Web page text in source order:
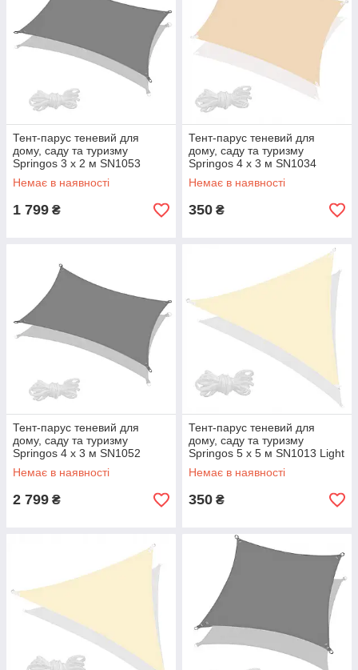
Тент-парус теневий для
дому, саду та туризму
Springos 3 x 2 м SN1053
Graphite aiw якість
Немає в наявності
1 799 ₴
Тент-парус теневий для
дому, саду та туризму
Springos 4 x 3 м SN1034
Beige aiw якість
Немає в наявності
350 ₴
Тент-парус теневий для
дому, саду та туризму
Springos 4 x 3 м SN1052
Graphite aiw якість
Немає в наявності
2 799 ₴
Тент-парус теневий для
дому, саду та туризму
Springos 5 x 5 м SN1013 Light
Yellow aiw якість
Немає в наявності
350 ₴